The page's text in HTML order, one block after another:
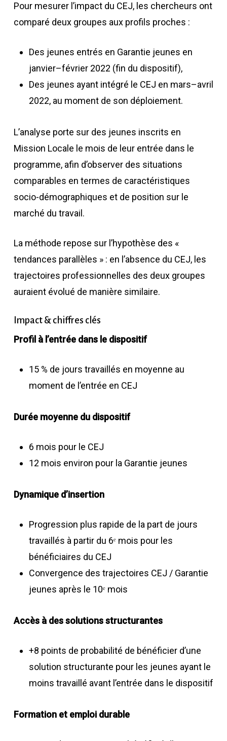
Pour mesurer l’impact du CEJ, les chercheurs ont
comparé deux groupes aux profils proches :
Des jeunes entrés en Garantie jeunes en
janvier–février 2022 (fin du dispositif),
Des jeunes ayant intégré le CEJ en mars–avril
2022, au moment de son déploiement.
L’analyse porte sur des jeunes inscrits en
Mission Locale le mois de leur entrée dans le
programme, afin d’observer des situations
comparables en termes de caractéristiques
socio-démographiques et de position sur le
marché du travail.
La méthode repose sur l’hypothèse des «
tendances parallèles » : en l’absence du CEJ, les
trajectoires professionnelles des deux groupes
auraient évolué de manière similaire.
Impact & chiffres clés
Profil à l’entrée dans le dispositif
15 % de jours travaillés en moyenne au
moment de l’entrée en CEJ
Durée moyenne du dispositif
6 mois pour le CEJ
12 mois environ pour la Garantie jeunes
Dynamique d’insertion
Progression plus rapide de la part de jours
travaillés à partir du 6ᵉ mois pour les
bénéficiaires du CEJ
Convergence des trajectoires CEJ / Garantie
jeunes après le 10ᵉ mois
Accès à des solutions structurantes
+8 points de probabilité de bénéficier d’une
solution structurante pour les jeunes ayant le
moins travaillé avant l’entrée dans le dispositif
Formation et emploi durable